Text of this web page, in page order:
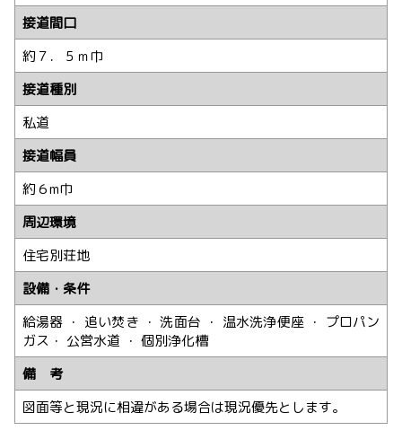
接道間口
約７．５ｍ巾
接道種別
私道
接道幅員
約６m巾
周辺環境
住宅別荘地
設備・条件
給湯器 ・ 追い焚き ・ 洗面台 ・ 温水洗浄便座 ・ プロパン
ガス・ 公営水道 ・ 個別浄化槽
備 考
図面等と現況に相違がある場合は現況優先とします。